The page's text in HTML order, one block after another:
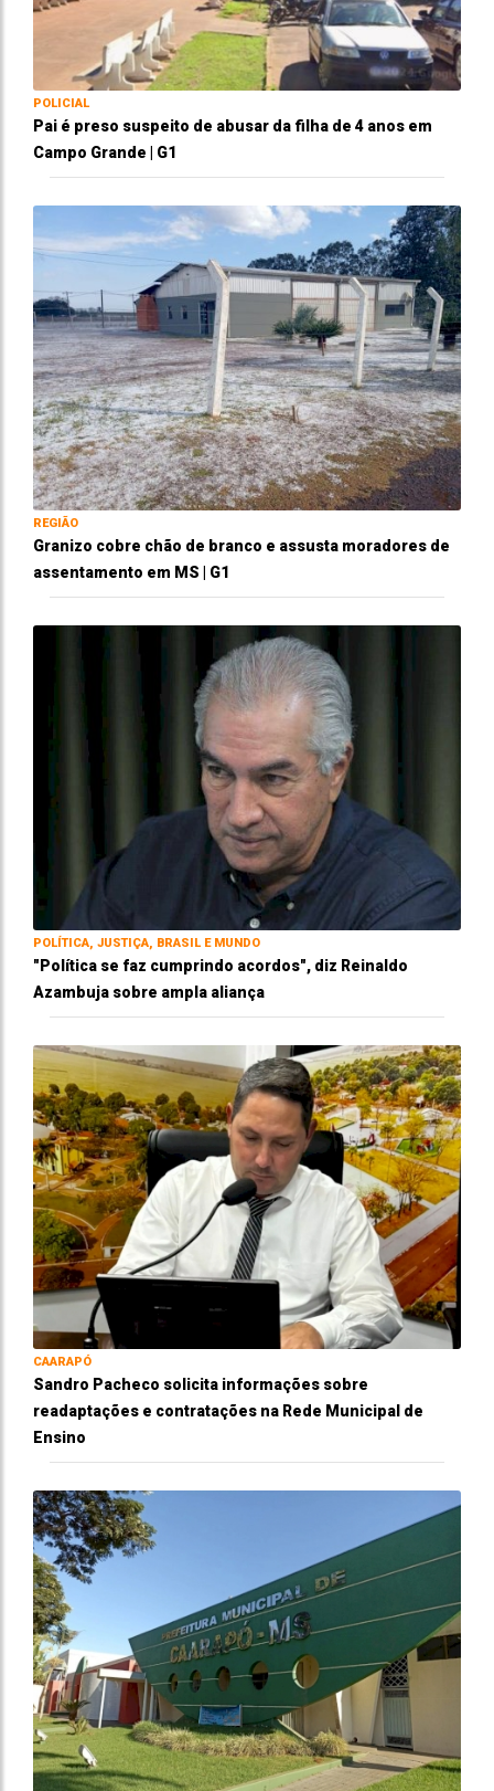
POLICIAL
Pai é preso suspeito de abusar da filha de 4 anos em
Campo Grande | G1
REGIÃO
Granizo cobre chão de branco e assusta moradores de
assentamento em MS | G1
POLÍTICA, JUSTIÇA, BRASIL E MUNDO
"Política se faz cumprindo acordos", diz Reinaldo
Azambuja sobre ampla aliança
CAARAPÓ
Sandro Pacheco solicita informações sobre
readaptações e contratações na Rede Municipal de
Ensino